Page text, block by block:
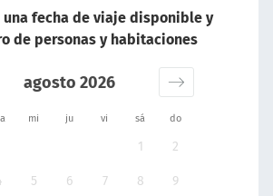
una fecha de viaje disponible y
de personas y habitaciones
mi ju vi sá do
agosto 2026
1 2
5 6 7 8 9